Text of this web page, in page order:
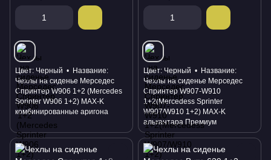
Цвет Черный
Название
Чехлы на сиденье Мерседес
Спринтер W906 1+2 (Mercedes
Sprinter W906 1+2) MAX-K
комбинированные аригона
Цвет Черный
Название
Чехлы на сиденье Мерседес
Спринтер W907-W910
1+2(Mercedess Sprinter
W907/W910 1+2) MAX-K
алькантара Премиум